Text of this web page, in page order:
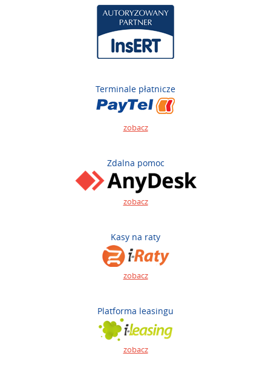
Terminale płatnicze
zobacz
Zdalna pomoc
zobacz
Kasy na raty
zobacz
Platforma leasingu
zobacz